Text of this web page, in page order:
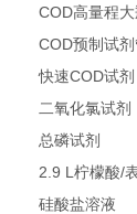
COD高量程
COD预制试
快速COD试剂
二氧化氯试剂
总磷试剂
2.9 L 柠檬酸/
硅酸盐溶液